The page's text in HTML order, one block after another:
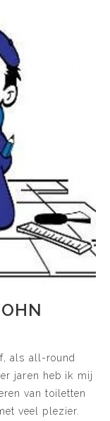
als all-round
jaren heb ik mij
van toiletten
veel plezier.